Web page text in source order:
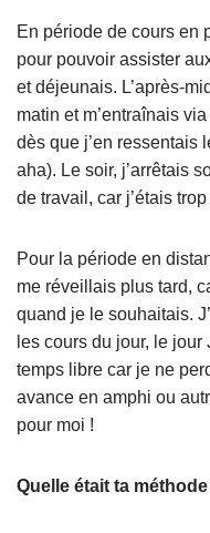
En période de cours en
pour pouvoir assister
et déjeunais. L’après-
matin et m’entraînais
dès que j’en ressentais
aha). Le soir, j’arrêtais
de travail, car j’étais
Pour la période en
me réveillais plus tard,
quand je le souhaitais.
les cours du jour, le jour
temps libre car je ne
avance en amphi ou
pour moi !
Quelle était ta